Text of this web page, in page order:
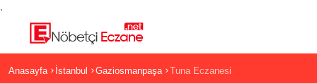
Anasayfa İstanbul Gaziosmanpaşa Tuna Eczanesi